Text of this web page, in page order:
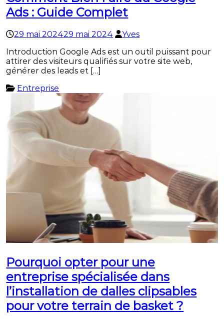
Ads : Guide Complet
29 mai 202429 mai 2024
Yves
Introduction Google Ads est un outil puissant pour
attirer des visiteurs qualifiés sur votre site web,
générer des leads et […]
Entreprise
Pourquoi opter pour une
entreprise spécialisée dans
l’installation de dalles clipsables
pour votre terrain de basket ?